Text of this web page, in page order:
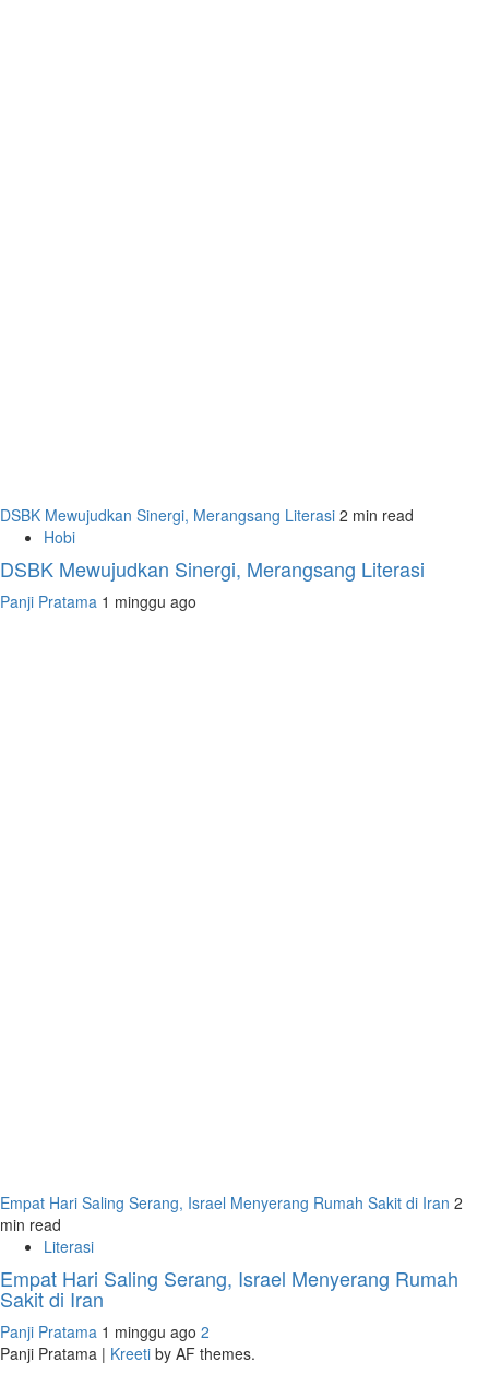
DSBK Mewujudkan Sinergi, Merangsang Literasi 2 min read
Hobi
DSBK Mewujudkan Sinergi, Merangsang Literasi
Panji Pratama 1 minggu ago
Empat Hari Saling Serang, Israel Menyerang Rumah Sakit di Iran 2
min read
Literasi
Empat Hari Saling Serang, Israel Menyerang Rumah
Sakit di Iran
Panji Pratama 1 minggu ago 2
Panji Pratama | Kreeti by AF themes.